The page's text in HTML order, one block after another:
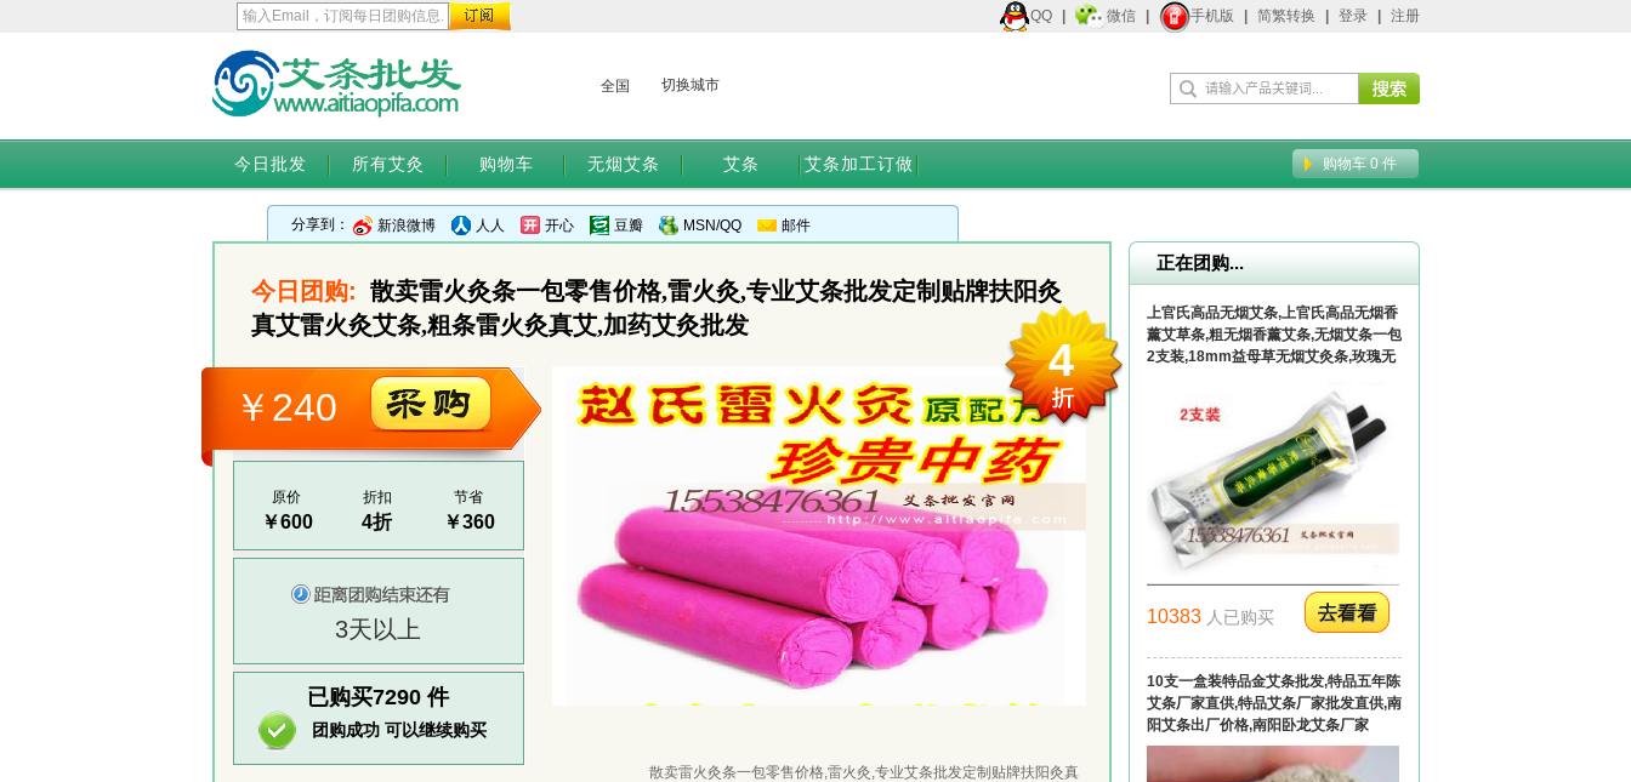
全国 切换城市
购物车0件
今日批发 所有艾灸 购物车 无烟艾条 艾条 艾条加工订做
QQ 微信 手机版 简繁转换 登录 注册
分享到： 新浪微博 人人 开心 豆瓣 MSN/QQ 邮件
今日团购: 散卖雷火灸条一包零售价格,雷火灸,专业艾条批发定制贴牌扶阳灸
真艾雷火灸艾条,粗条雷火灸真艾,加药艾灸批发
￥240
原价 折扣 节省
￥600 4折 ￥360
3天以上
已购买7290 件
团购成功 可以继续购买
4
散卖雷火灸条一包零售价格,雷火灸,专业艾条批发定制贴牌扶阳灸真
正在团购...
上官氏高品无烟艾条,上官氏高品无烟香
薰艾草条,粗无烟香薰艾条,无烟艾条一包
2支装,18mm益母草无烟艾灸条,玫瑰无
10383 人已购买
10支一盒装特品金艾条批发,特品五年陈
艾条厂家直供,特品艾条厂家批发直供,南
阳艾条出厂价格,南阳卧龙艾条厂家